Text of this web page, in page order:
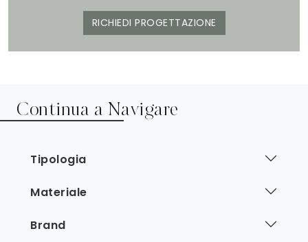
RICHIEDI PROGETTAZIONE
Continua a Navigare
Tipologia
Materiale
Brand